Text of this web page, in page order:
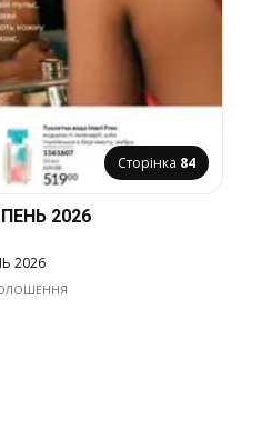
Сторінка 84
2026
2026